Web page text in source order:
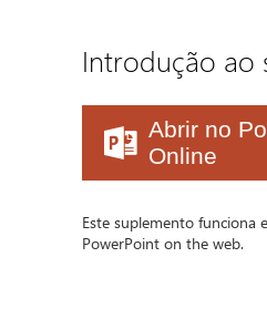
Introdução ao
Abrir no
Online
Este suplemento funciona
PowerPoint on the web.